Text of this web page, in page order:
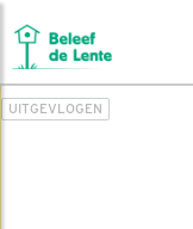
UITGEVLOGEN